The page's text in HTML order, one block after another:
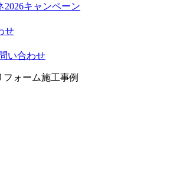
2026キャンペーン
せ
い合わせ
フォーム施工事例